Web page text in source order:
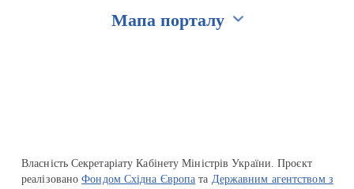
Мапа порталу
Власність Секретаріату Кабінету Міністрів України. Проєкт
реалізованоФондом Східна Європа та Державним агентством з